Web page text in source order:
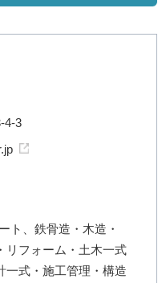
4-3
ト、鉄骨造・木造・
リフォーム・土木一式
一式・施工管理・構造